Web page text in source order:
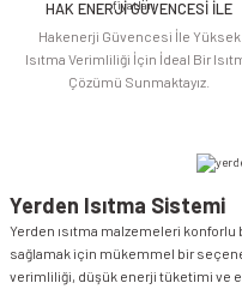
HAK ENERJİ GÜVENCESİ İLE
Hakenerji Güvencesi İle Yüksek
Isıtma Verimliliği İçin İdeal Bir
Çözümü Sunmaktayız.
Yerden Isıtma Sistemi
Yerden ısıtma malzemeleri
sağlamak için mükemmel bir
verimliliği, düşük enerji tüketimi ve